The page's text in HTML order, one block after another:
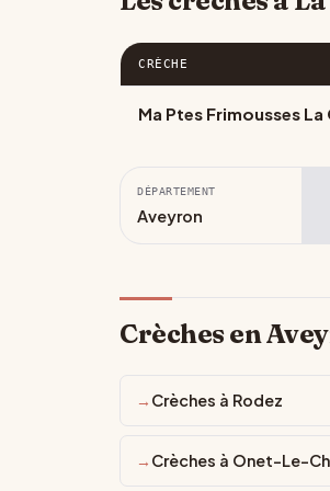
CRÈCHE
Ma Ptes Frimousses
DÉPARTEMENT
Aveyron
Crèches en
Crèches à Rodez
Crèches à Onet-Le-